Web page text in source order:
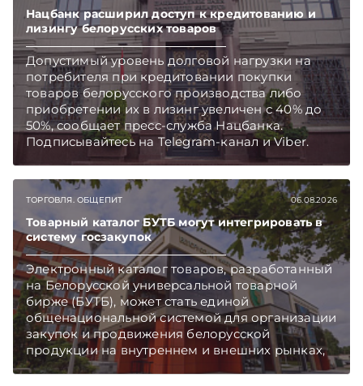
Нацбанк расширил доступ к кредитованию и
лизингу белорусских товаров
Допустимый уровень долговой нагрузки на
потребителя при кредитовании покупки
товаров белорусского производства либо
приобретении их в лизинг увеличен с 40% до
50%, сообщает пресс-служба Нацбанка.
Подписывайтесь на Telegram‑канал и Viber.
Главное об экономике Беларуси — раньше,
ТОРГОВЛЯ. ОБЩЕПИТ 06.08.2026
Товарный каталог БУТБ могут интегрировать в
систему госзакупок
Электронный каталог товаров, разработанный
на Белорусской универсальной товарной
бирже (БУТБ), может стать единой
общенациональной системой для организации
закупок и продвижения белорусской
продукции на внутреннем и внешних рынках,
сообщает пресс-служба МАРТ.